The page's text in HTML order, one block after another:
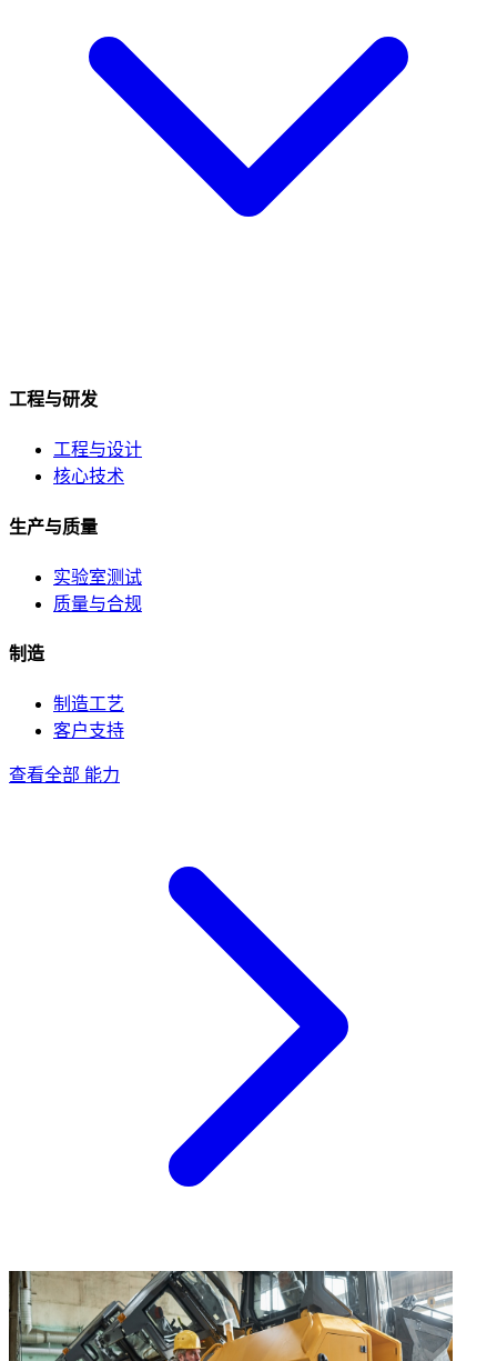
工程与研发
工程与设计
核心技术
生产与质量
实验室测试
质量与合规
制造
制造工艺
客户支持
查看全部 能力